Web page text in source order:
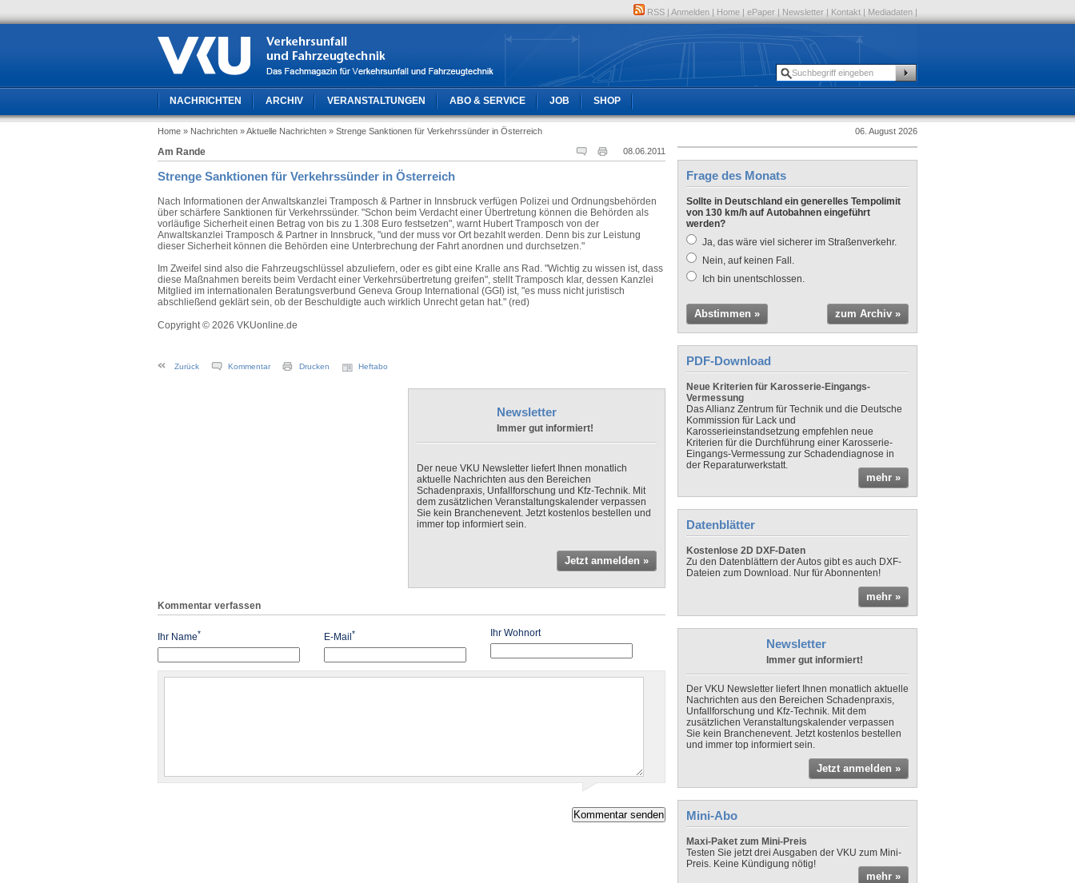
RSS | Anmelden | Home | ePaper | Newsletter | Kontakt | Mediadaten |
NACHRICHTEN ARCHIV VERANSTALTUNGEN ABO & SERVICE JOB SHOP
Home » Nachrichten » Aktuelle Nachrichten » Strenge Sanktionen für Verkehrssünder in Österreich 06. August 2026
08.06.2011
Am Rande
Strenge Sanktionen für Verkehrssünder in Österreich
Nach Informationen der Anwaltskanzlei Tramposch & Partner in Innsbruck verfügen Polizei und Ordnungsbehörden
über schärfere Sanktionen für Verkehrssünder. "Schon beim Verdacht einer Übertretung können die Behörden als
vorläufige Sicherheit einen Betrag von bis zu 1.308 Euro festsetzen", warnt Hubert Tramposch von der
Anwaltskanzlei Tramposch & Partner in Innsbruck, "und der muss vor Ort bezahlt werden. Denn bis zur Leistung
dieser Sicherheit können die Behörden eine Unterbrechung der Fahrt anordnen und durchsetzen."
Im Zweifel sind also die Fahrzeugschlüssel abzuliefern, oder es gibt eine Kralle ans Rad. "Wichtig zu wissen ist, dass
diese Maßnahmen bereits beim Verdacht einer Verkehrsübertretung greifen", stellt Tramposch klar, dessen Kanzlei
Mitglied im internationalen Beratungsverbund Geneva Group International (GGI) ist, "es muss nicht juristisch
abschließend geklärt sein, ob der Beschuldigte auch wirklich Unrecht getan hat." (red)
Copyright © 2026 VKUonline.de
Zurück Kommentar Drucken Heftabo
Newsletter
Immer gut informiert!
Der neue VKU Newsletter liefert Ihnen monatlich
aktuelle Nachrichten aus den Bereichen
Schadenpraxis, Unfallforschung und Kfz-Technik. Mit
dem zusätzlichen Veranstaltungskalender verpassen
Sie kein Branchenevent. Jetzt kostenlos bestellen und
immer top informiert sein.
Jetzt anmelden »
Kommentar verfassen
Ihr Name* E-Mail * Ihr Wohnort
Frage des Monats
Sollte in Deutschland ein generelles Tempolimit
von 130 km/h auf Autobahnen eingeführt
werden?
Ja, das wäre viel sicherer im Straßenverkehr.
Nein, auf keinen Fall.
Ich bin unentschlossen.
Abstimmen » zum Archiv »
PDF-Download
Neue Kriterien für Karosserie-Eingangs-
Vermessung
Das Allianz Zentrum für Technik und die Deutsche
Kommission für Lack und
Karosserieinstandsetzung empfehlen neue
Kriterien für die Durchführung einer Karosserie-
Eingangs-Vermessung zur Schadendiagnose in
der Reparaturwerkstatt.
mehr »
Datenblätter
Kostenlose 2D DXF-Daten
Zu den Datenblättern der Autos gibt es auch DXF-
Dateien zum Download. Nur für Abonnenten!
mehr »
Newsletter
Immer gut informiert!
Der VKU Newsletter liefert Ihnen monatlich aktuelle
Nachrichten aus den Bereichen Schadenpraxis,
Unfallforschung und Kfz-Technik. Mit dem
zusätzlichen Veranstaltungskalender verpassen
Sie kein Branchenevent. Jetzt kostenlos bestellen
und immer top informiert sein.
Jetzt anmelden »
Mini-Abo
Maxi-Paket zum Mini-Preis
Testen Sie jetzt drei Ausgaben der VKU zum Mini-
Preis. Keine Kündigung nötig!
mehr »